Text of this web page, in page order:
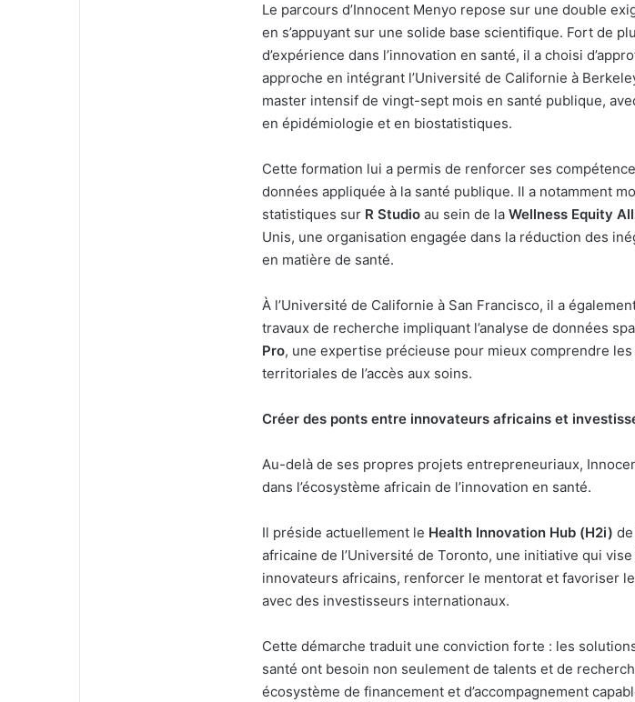
Le parcours d’Innocent Menyo repose sur une double
en s’appuyant sur une solide base scientifique. Fort de
d’expérience dans l’innovation en santé, il a choisi
approche en intégrant l’Université de Californie à
master intensif de vingt-sept mois en santé publique,
en épidémiologie et en biostatistiques.
Cette formation lui a permis de renforcer ses
données appliquée à la santé publique. Il a notamment
statistiques sur R Studio au sein de la Wellness Equity
Unis, une organisation engagée dans la réduction des
en matière de santé.
À l’Université de Californie à San Francisco, il a
travaux de recherche impliquant l’analyse de données
Pro, une expertise précieuse pour mieux comprendre
territoriales de l’accès aux soins.
Créer des ponts entre innovateurs africains et
Au-delà de ses propres projets entrepreneuriaux,
dans l’écosystème africain de l’innovation en santé.
Il préside actuellement le Health Innovation Hub (H2i)
africaine de l’Université de Toronto, une initiative qui
innovateurs africains, renforcer le mentorat et favoriser
avec des investisseurs internationaux.
Cette démarche traduit une conviction forte : les
santé ont besoin non seulement de talents et de
écosystème de financement et d’accompagnement